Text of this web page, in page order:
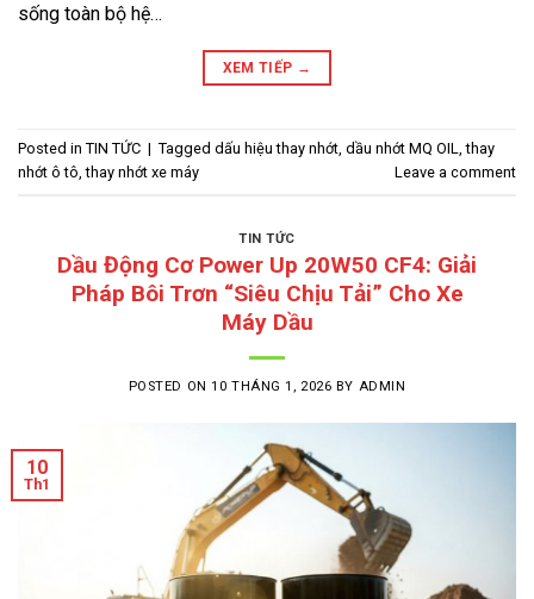
sống toàn bộ hệ…
XEM TIẾP →
Posted in TIN TỨC | Tagged dấu hiệu thay nhớt dầu nhớt MQ OIL ,thay
nhớt ô tô ,thay nhớt xe máy Leave a comment
TIN TỨC
Dầu Động Cơ Power Up 20W50 CF4: Giải
Pháp Bôi Trơn “Siêu Chịu Tải” Cho Xe
Máy Dầu
POSTED ON10 THÁNG 1, 2026 BY ADMIN
10
Th1